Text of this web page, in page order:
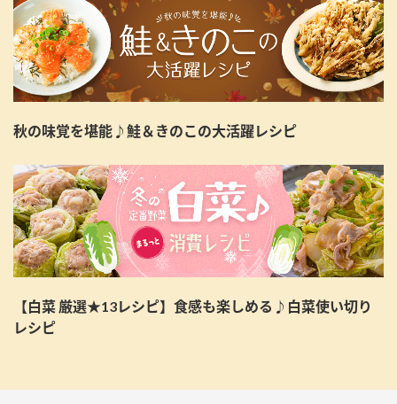
秋の味覚を堪能♪鮭＆きのこの大活躍レシピ
【白菜 厳選★13レシピ】食感も楽しめる♪白菜使い切り
レシピ